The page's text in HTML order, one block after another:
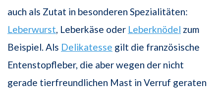
auch als Zutat in besonderen Spezialitäten:
Leberwurst, Leberkäse oder Leberknödel zum
Beispiel. Als Delikatesse gilt die französische
Entenstopfleber, die aber wegen der nicht
gerade tierfreundlichen Mast in Verruf geraten